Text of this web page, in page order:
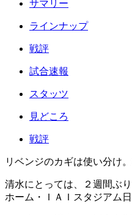
サマリー
ラインナップ
戦評
試合速報
スタッツ
見どころ
戦評
リベンジのカギは使い分け
清水にとっては、２週間ぶ
ホーム・ＩＡＩスタジアム